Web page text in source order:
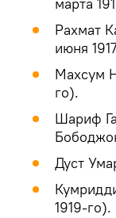
марта
Рахмат
июня
Махсум
го).
Шариф
Дуст
1919-го).